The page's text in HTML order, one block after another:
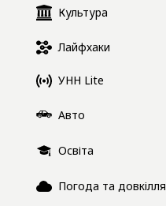
Культура
Лайфхаки
УНН Lite
Авто
Освіта
Погода та довкілля